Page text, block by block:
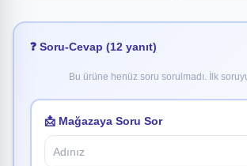
❓ Soru-Cevap (12 yanıt)
Bu ürüne henüz soru sorulmadı. İlk
📩 Mağazaya Soru Sor